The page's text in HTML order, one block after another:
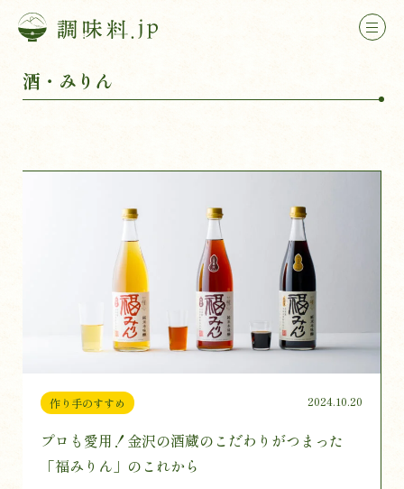
酒・みりん
作り手のすすめ 2024.10.20
プロも愛用！金沢の酒蔵のこだわりがつまった
「福みりん」のこれから